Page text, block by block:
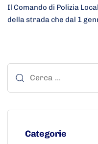
Il Comando di Polizia
della strada che dal 1
Categorie